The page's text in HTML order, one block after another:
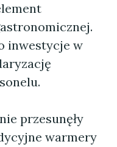
inwestycje w
przesunęły
warmery